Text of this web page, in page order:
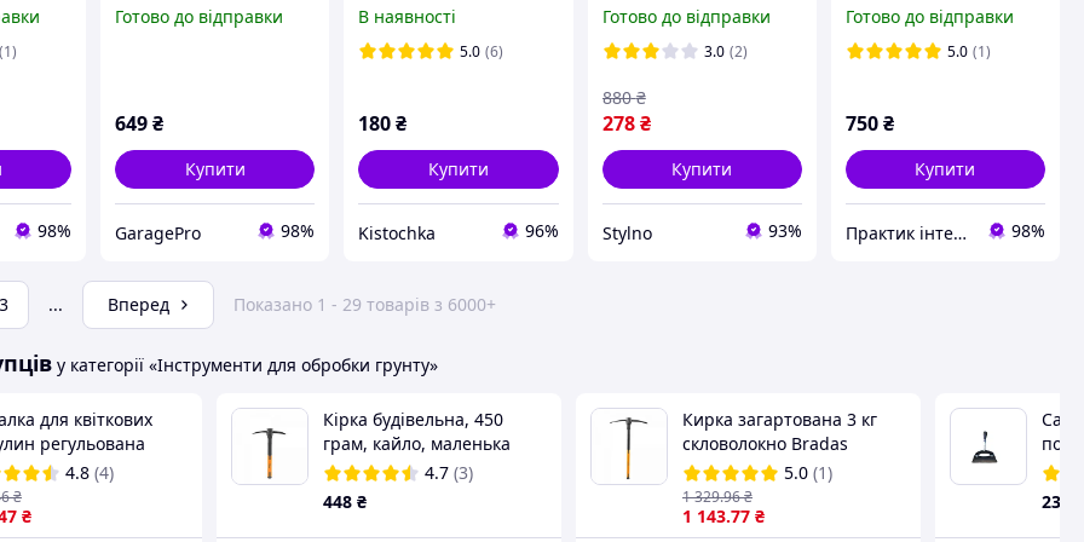
(1)
98%
1000726
Готово до відправки
649₴
Купити
GaragePro 98%
В наявності
5.0 (6)
180₴
Купити
Kistochka 96%
ергономічною ручкою
Готово до відправки
3.0 (2)
278 ₴
880 ₴
Купити
Stylno 93%
Готово до відправки
5.0 (1)
750₴
Купити
Практик інтернет магазин 98%
3 ... Вперед Показано 1 - 29 товарів з 6000+
у категорії «Інструменти для обробки грунту»
для квіткових
регульована
Польща DE LUXE,
4.8 (4)
₴
₴
Кірка будівельна, 450
грам, кайло, маленька
кирка для цегли, Bradas
(Польща)
4.7 (3)
448 ₴
Кирка загартована 3 кг
скловолокно Bradas
(Польща)
5.0 (1)
1 143.77 ₴
1 329.96₴ 230